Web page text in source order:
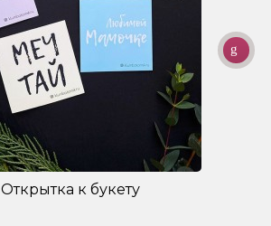
Открытка к букету